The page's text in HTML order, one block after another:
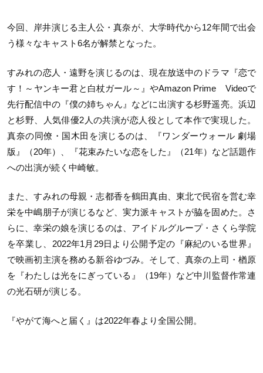
今回、岸井演じる主人公・真奈が、大学時代から12年間で出会
う様々なキャスト6名が解禁となった。
すみれの恋人・遠野を演じるのは、現在放送中のドラマ『恋で
す！～ヤンキー君と白杖ガール～』やAmazon Prime Videoで
先行配信中の『僕の姉ちゃん』などに出演する杉野遥亮。浜辺
と杉野、人気俳優2人の共演が恋人役として本作で実現した。
真奈の同僚・国木田を演じるのは、『ワンダーウォール 劇場
版』（20年）、『花束みたいな恋をした』（21年）など話題作
への出演が続く中崎敏。
また、すみれの母親・志都香を鶴田真由、東北で民宿を営む幸
栄を中嶋朋子が演じるなど、実力派キャストが脇を固めた。さ
らに、幸栄の娘を演じるのは、アイドルグループ・さくら学院
を卒業し、2022年1月29日より公開予定の『麻紀のいる世界』
で映画初主演を務める新谷ゆづみ。そして、真奈の上司・楢原
を『わたしは光をにぎっている』（19年）など中川監督作常連
の光石研が演じる。
『やがて海へと届く』は2022年春より全国公開。